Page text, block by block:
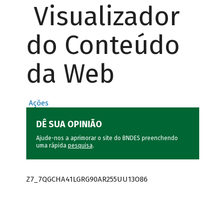
Visualizador
do Conteúdo
da Web
Ações
DÊ SUA OPINIÃO
Ajude-nos a aprimorar o site do BNDES preenchendo
uma rápida pesquisa.
Z7_7QGCHA41LGRG90AR255UU13O86